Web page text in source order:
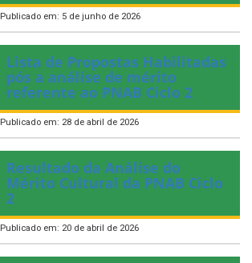
Publicado em: 5 de junho de 2026
Lista de Propostas Habilitadas
pós a análise de mérito
referente ao PNAB Ciclo 2
Publicado em: 28 de abril de 2026
Resultado da Análise do
Mérito Cultural da PNAB Ciclo
2
Publicado em: 20 de abril de 2026